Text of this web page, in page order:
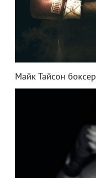
Майк Тайсон боксер